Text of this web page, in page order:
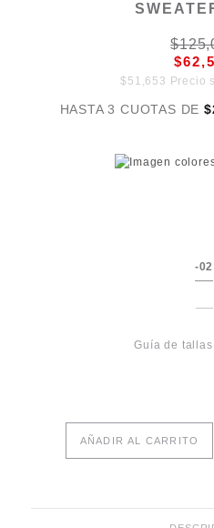
$51,653 Precio
HASTA 3 CUOTAS DE
-02
Guía de tallas
AÑADIR AL CARRITO